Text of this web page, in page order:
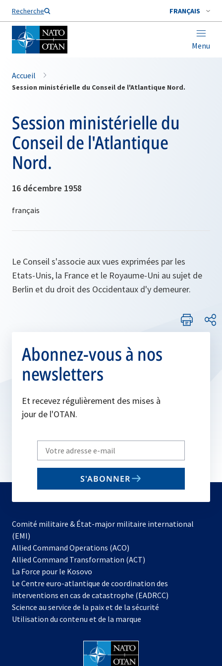
Recherche FRANÇAIS
Menu
Nom de famille*
Accueil
Session ministérielle du Conseil de l'Atlantique Nord.
Session ministérielle du
Conseil de l'Atlantique
Nord.
16 décembre 1958
Le Conseil s'associe aux vues exprimées par les
Etats-Unis, la France et le Royaume-Uni au sujet de
Berlin et du droit des Occidentaux d'y demeurer.
Abonnez-vous à nos
newsletters
Et recevez régulièrement des mises à
jour de l'OTAN.
Write
your
email
S'ABONNER
Comité militaire & État-major militaire international
(EMI)
Allied Command Operations (ACO)
dans
nouvel
onglet
Allied Command Transformation (ACT)
La Force pour le Kosovo
dans
un
nouvel
onglet
Le Centre euro-atlantique de coordination des
interventions en cas de catastrophe (EADRCC)
Science au service de la paix et de la sécurité
Utilisation du contenu et de la marque